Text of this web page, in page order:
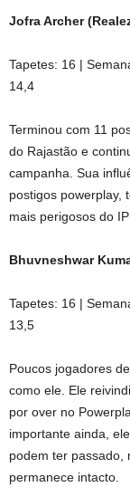
Jofra Archer
Tapetes: 16 |
14,4
Terminou com 11
do Rajastão e
campanha. Sua
postigos powerplay,
mais perigosos do
Bhuvneshwar
Tapetes: 16 |
13,5
Poucos jogadores
como ele. Ele
por over no
importante ainda,
podem ter passado,
permanece intacto.